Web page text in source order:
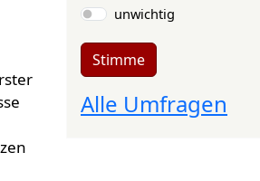
unwichtig
Stimme
Alle Umfragen